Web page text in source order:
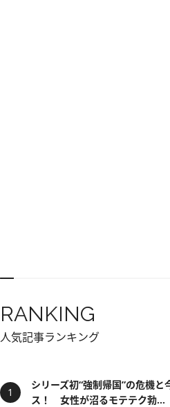
RANKING
人気記事ランキング
シリーズ初“強制帰国”の危機と
ス！ 女性が沼るモテテク勃...